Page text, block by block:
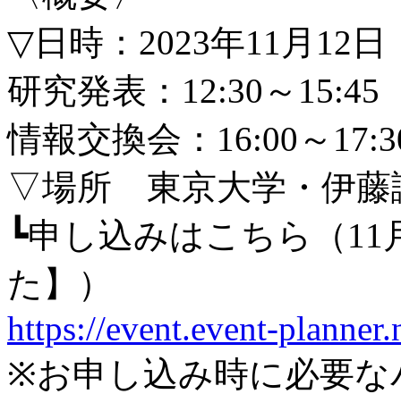
▽日時：2023年11月12日
研究発表：12:30～15:45
情報交換会：16:00～
▽場所 東京大学・伊藤
┗申し込みはこちら（
た】）
https://event.event-
※お申し込み時に必要